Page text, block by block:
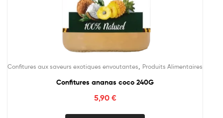
Confitures aux saveurs exotiques envoutantes Produits Alimentaires
Confitures ananas coco 240G
5,90 €